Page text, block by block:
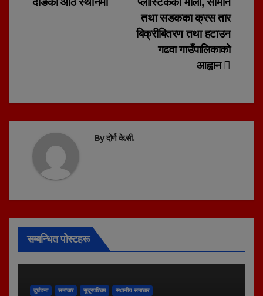
navigation
तथा सडकका क्रस तार
बिक्रीबितरण तथा हटाउन
गढवा गाउँपालिकाको
आह्वान
Byदोर्ण के.सी.
सम्बन्धित पोस्टहरू
दुर्घटना समाचार सुदूरपश्चिम स्थानीय समाचार